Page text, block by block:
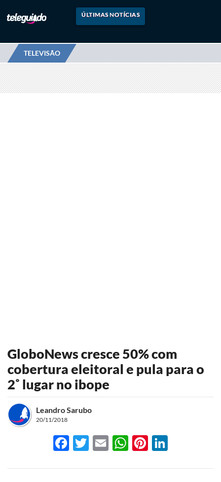
ÚLTIMAS NOTÍCIAS
TELEVISÃO
GloboNews cresce 50% com
cobertura eleitoral e pula para o
2˚ lugar no ibope
Leandro Sarubo
20/11/2018
Facebook
Twitter
EmailWhatsApp
Pinterest